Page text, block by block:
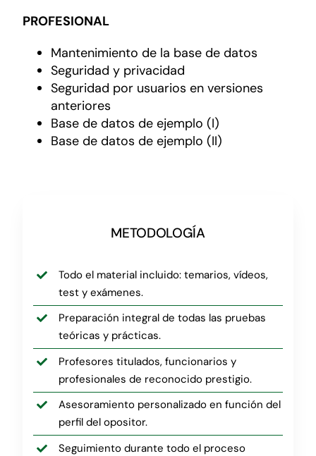
PROFESIONAL
Mantenimiento de la base de datos
Seguridad y privacidad
Seguridad por usuarios en versiones
anteriores
Base de datos de ejemplo (I)
Base de datos de ejemplo (II)
METODOLOGÍA
Todo el material incluido: temarios, vídeos,
test y exámenes.
Preparación integral de todas las pruebas
teóricas y prácticas.
Profesores titulados, funcionarios y
profesionales de reconocido prestigio.
Asesoramiento personalizado en función del
perfil del opositor.
Seguimiento durante todo el proceso